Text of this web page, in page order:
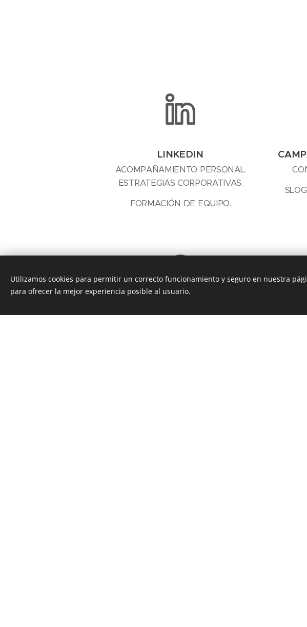
LINKEDIN
ACOMPAÑAMIENTO PERSONAL.
ESTRATEGIAS CORPORATIVAS.
FORMACIÓN DE EQUIPO.
WEB DESIGN
Utilizamos cookies para permitir un correcto funcionamiento y seguro en nuestra
para ofrecer la mejor experiencia posible al usuario.